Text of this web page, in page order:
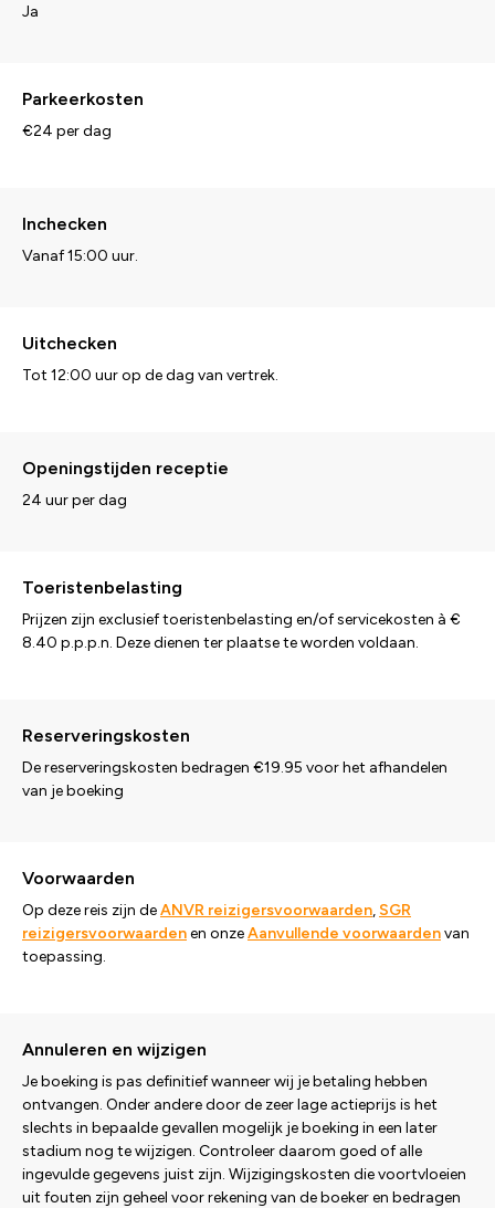
Ja
Parkeerkosten
€24 per dag
Inchecken
Vanaf 15:00 uur.
Uitchecken
Tot 12:00 uur op de dag van vertrek.
Openingstijden receptie
24 uur per dag
Toeristenbelasting
Prijzen zijn exclusief toeristenbelasting en/of servicekosten à €
8.40 p.p.p.n. Deze dienen ter plaatse te worden voldaan.
Reserveringskosten
De reserveringskosten bedragen €19.95 voor het afhandelen
van je boeking
Voorwaarden
Op deze reis zijn deANVR reizigersvoorwaarden, SGR
reizigersvoorwaardenen onzeAanvullende voorwaardenvan
toepassing.
Annuleren en wijzigen
Je boeking is pas definitief wanneer wij je betaling hebben
ontvangen. Onder andere door de zeer lage actieprijs is het
slechts in bepaalde gevallen mogelijk je boeking in een later
stadium nog te wijzigen. Controleer daarom goed of alle
ingevulde gegevens juist zijn. Wijzigingskosten die voortvloeien
uit fouten zijn geheel voor rekening van de boeker en bedragen